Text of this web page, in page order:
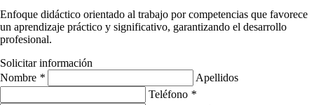
Enfoque didáctico orientado al trabajo por competencias que favorece
un aprendizaje práctico y significativo, garantizando el desarrollo
profesional.
Solicitar información
Nombre *
Apellidos
Teléfono *